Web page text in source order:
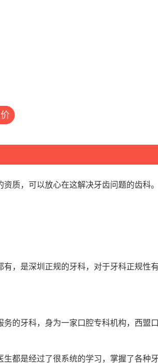
质，可以放心在这解决牙齿问题的齿科。
，是深圳正规的牙科，对于牙科正规性
的牙科，身为一家口腔专科机构，西盟
都是经过了很系统的学习，掌握了各种